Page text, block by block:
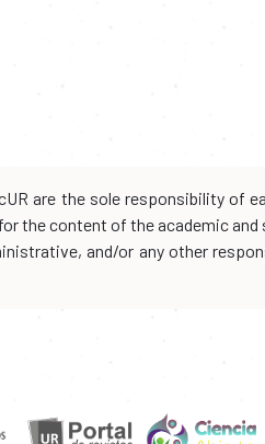
are the sole responsibility of
the content of the academic
and/or any other